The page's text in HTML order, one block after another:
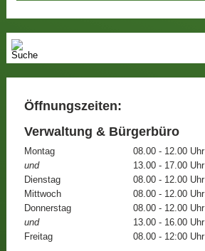
Öffnungszeiten:
Verwaltung & Bürgerbüro
Montag
08.00 - 12.00 Uhr
und
13.00 - 17.00 Uhr
Dienstag
08.00 - 12.00 Uhr
Mittwoch
08.00 - 12.00 Uhr
Donnerstag
08.00 - 12.00 Uhr
und
13.00 - 16.00 Uhr
Freitag
08.00 - 12:00 Uhr